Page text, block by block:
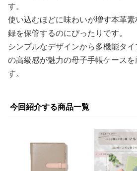
す。
使い込むほどに味わいが増す本革
録を保管するのにぴったりです。
シンプルなデザインから多機能タ
の高級感が魅力の母子手帳ケース
す。
今回紹介する商品一覧